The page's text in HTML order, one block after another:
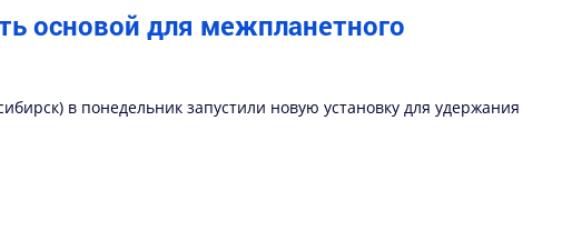
основой для межпланетного
в понедельник запустили новую установку для удержания